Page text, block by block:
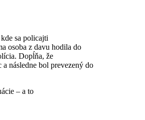
sa policajti
osoba z davu hodila do
Dopĺňa, že
následne bol prevezený do
– a to